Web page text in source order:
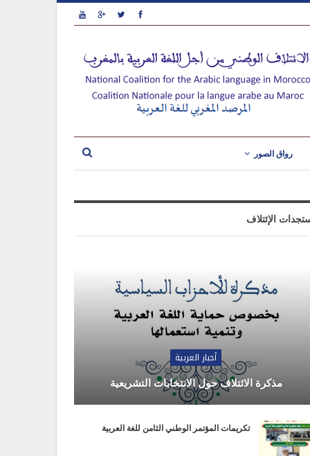
رواق الصور
الإئتلاف
أخبار العربية
مذكرة الائتلاف حول الانتخابات التشريعية
تكريمات المؤتمر الوطني الثامن للغة العربية